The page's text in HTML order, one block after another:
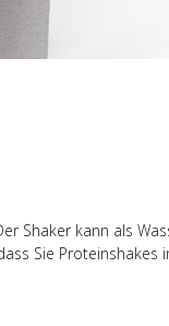
Shaker kann als
Sie Proteinshakes